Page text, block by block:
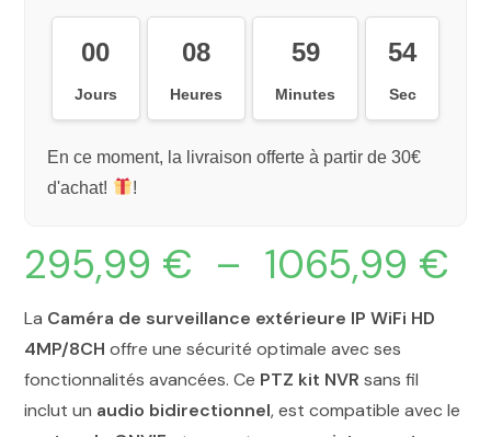
00
Jours
08
Heures
59
Minutes
54
Sec
En ce moment, la livraison offerte à partir de 30€
d'achat!
!
295,99 € – 1065,99 €
La Caméra de surveillance extérieure IP WiFi HD
4MP/8CH offre une sécurité optimale avec ses
fonctionnalités avancées. Ce PTZ kit NVR sans fil
inclut un audio bidirectionnel, est compatible avec le